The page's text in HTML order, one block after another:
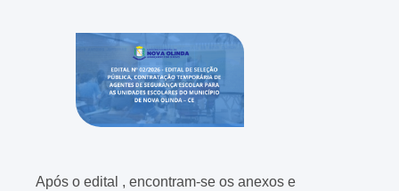
Após o edital , encontram-se os anexos e